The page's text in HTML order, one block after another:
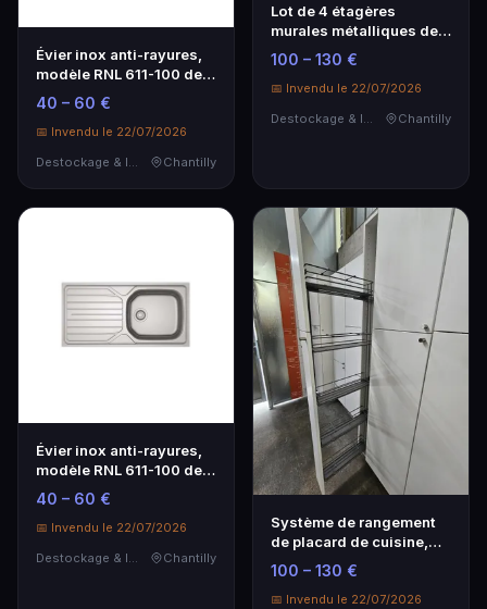
Évier inox anti-rayures,
modèle RNL 611-100 de
la marque FRA…
40 – 60 €
📅 Invendu le 22/07/2026
Destockage & Invendus
Chantilly
Lot de 4 étagères
murales métalliques de
la marque OSKAB H35…
100 – 130 €
📅 Invendu le 22/07/2026
Chantilly
Évier inox anti-rayures,
modèle RNL 611-100 de
la marque FRA…
40 – 60 €
📅 Invendu le 22/07/2026
Destockage & Invendus
Chantilly
Système de rangement
de placard de cuisine,
OSKAB.
100 – 130 €
📅 Invendu le 22/07/2026